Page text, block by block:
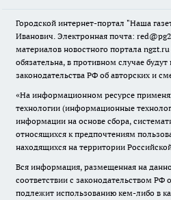
Городской интернет-портал "Наша
Иванович. Электронная почта:
материалов новостного портала
обязательна, в противном случае
законодательства РФ об авторских и
«На информационном ресурсе
технологии (информационные
информации на основе сбора,
относящихся к предпочтениям
находящихся на территории
Вся информация, размещенная на
соответствии с законодательством РФ
подлежит использованию кем-либо в